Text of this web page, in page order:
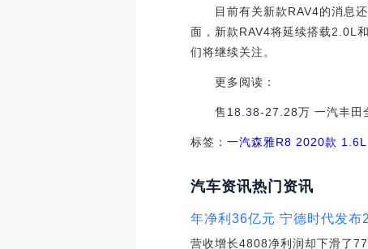
目前有关新款RAV4的消息还
面，新款RAV4将延续搭载2.0L
们将继续关注。
更多阅读：
售18.38-27.28万 一汽丰田
标签：一汽森雅R8 2020款 1.6L
汽车资讯热门资讯
年净利36亿元 宁德时代发布
营收增长4808净利润却下滑了